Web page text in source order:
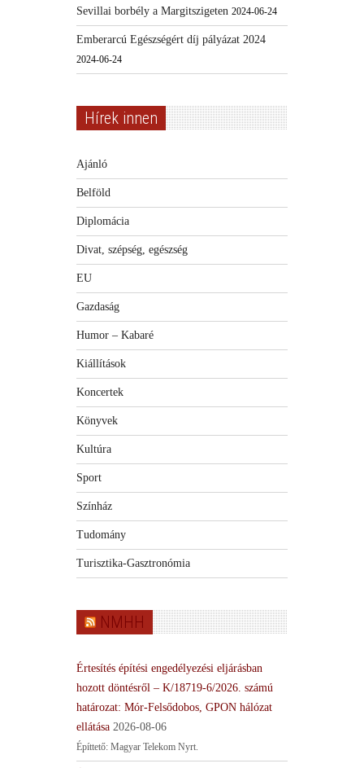
Sevillai borbély a Margitszigeten 2024-06-24
Emberarcú Egészségért díj pályázat 2024
2024-06-24
Hírek innen
Ajánló
Belföld
Diplomácia
Divat, szépség, egészség
EU
Gazdaság
Humor – Kabaré
Kiállítások
Koncertek
Könyvek
Kultúra
Sport
Színház
Tudomány
Turisztika-Gasztronómia
NMHH
Értesítés építési engedélyezési eljárásban
hozott döntésről – K/18719-6/2026. számú
határozat: Mór-Felsődobos, GPON hálózat
ellátása 2026-08-06
Építtető: Magyar Telekom Nyrt.